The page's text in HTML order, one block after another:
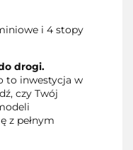
i 4 stopy
drogi.
to inwestycja w
czy Twój
z pełnym